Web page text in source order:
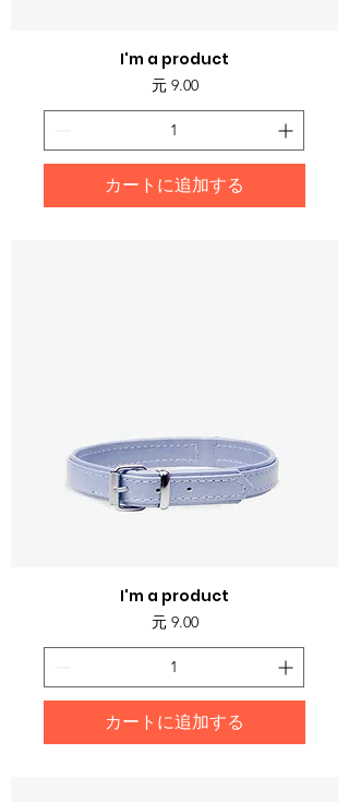
I'm a product
価格
元 9.00
カートに追加する
I'm a product
価格
元 9.00
カートに追加する